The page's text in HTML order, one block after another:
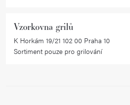
Vzorkovna grilů
K Horkám 19/21 102 00 Praha 10
Sortiment pouze pro grilování